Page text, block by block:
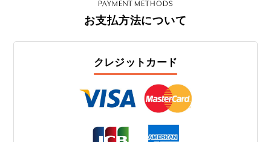
PAYMENT METHODS
お支払方法について
クレジットカード